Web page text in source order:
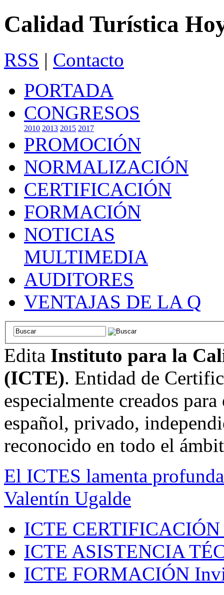
Calidad Turística
RSS | Contacto
PORTADA
CONGRESOS
2010 2013 2015 2017
PROMOCIÓN
NORMALIZACIÓN
CERTIFICACIÓN
FORMACIÓN
NOTICIAS
MULTIMEDIA
AUDITORES
VENTAJAS DE LA Q
Edita Instituto para la
(ICTE). Entidad de
especialmente creados
español, privado,
reconocido en todo el
El ICTES lamenta
Valentín Ugalde
ICTE CERTIFICACIÓN
ICTE ASISTENCIA
ICTE FORMACIÓN